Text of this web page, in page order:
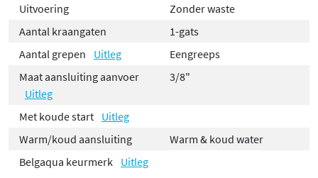
Uitvoering
Zonder waste
Aantal kraangaten
1-gats
Aantal grepen
Uitleg
Eengreeps
Maat aansluiting aanvoer
Uitleg
3/8"
Met koude start Uitleg
Warm/koud aansluiting
Warm & koud water
Belgaqua keurmerk Uitleg